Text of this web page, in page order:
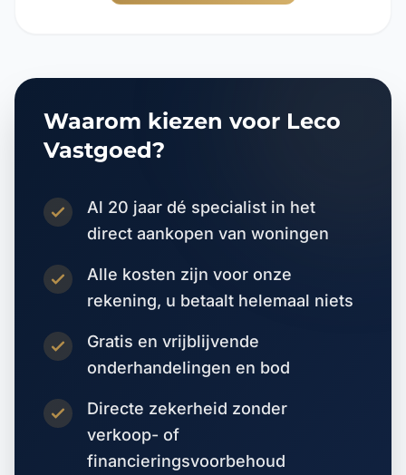
Waarom kiezen voor Leco
Vastgoed?
Al 20 jaar dé specialist in het
direct aankopen van woningen
Alle kosten zijn voor onze
rekening, u betaalt helemaal niets
Gratis en vrijblijvende
onderhandelingen en bod
Directe zekerheid zonder
verkoop- of
financieringsvoorbehoud